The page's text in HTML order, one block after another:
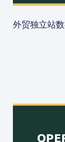
外贸独立站